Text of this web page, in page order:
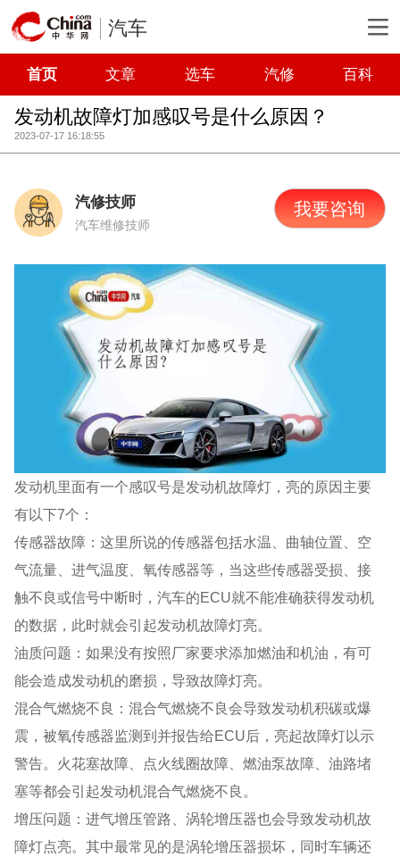
汽车
首页 文章 选车 汽修 百科
发动机故障灯加感叹号是什么原因？
2023-07-17 16:18:55
汽修技师
汽车维修技师
我要咨询
发动机里面有一个感叹号是发动机故障灯，亮的原因主要
有以下7个：
传感器故障：这里所说的传感器包括水温、曲轴位置、空
气流量、进气温度、氧传感器等，当这些传感器受损、接
触不良或信号中断时，汽车的ECU就不能准确获得发动机
的数据，此时就会引起发动机故障灯亮。
油质问题：如果没有按照厂家要求添加燃油和机油，有可
能会造成发动机的磨损，导致故障灯亮。
混合气燃烧不良：混合气燃烧不良会导致发动机积碳或爆
震，被氧传感器监测到并报告给ECU后，亮起故障灯以示
警告。火花塞故障、点火线圈故障、燃油泵故障、油路堵
塞等都会引起发动机混合气燃烧不良。
增压问题：进气增压管路、涡轮增压器也会导致发动机故
障灯点亮。其中最常见的是涡轮增压器损坏，同时车辆还